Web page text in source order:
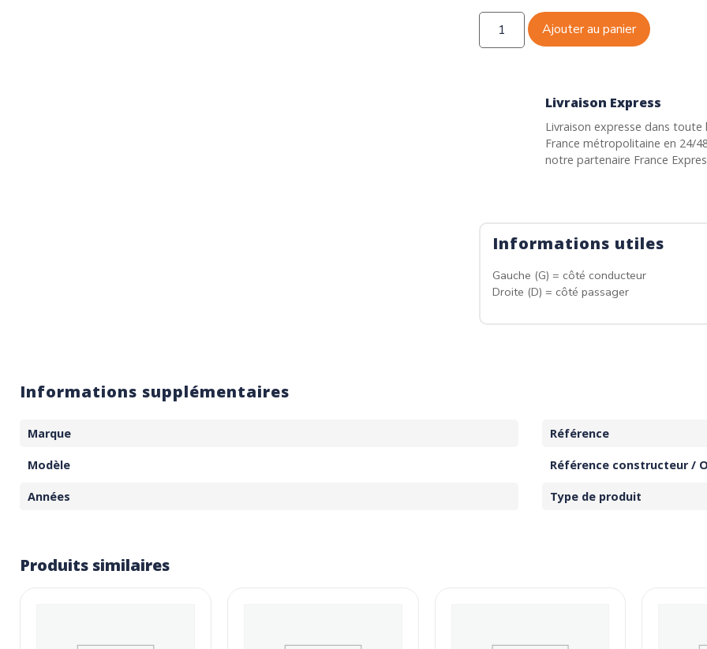
Ajouter au panier
Livraison Express
Livraison expresse dans toute
France métropolitaine en 24/
notre partenaire France
Informations utiles
Gauche (G) = côté conducteur
Droite (D) = côté passager
Informations supplémentaires
Marque Référence
Modèle Référence constructeur /
Années Type de produit
Produits similaires